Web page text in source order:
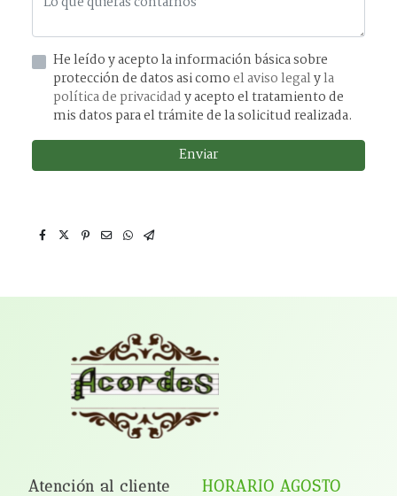
He leído y acepto la información básica sobre
protección de datos asi comoel aviso legalyla
política de privacidady acepto el tratamiento de
mis datos para el trámite de la solicitud realizada.
Enviar
Atención al cliente HORARIO AGOSTO